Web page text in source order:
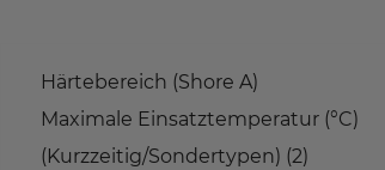
Härtebereich (Shore A)
Maximale Einsatztemperatur (°C)
(Kurzzeitig/Sondertypen) (2)